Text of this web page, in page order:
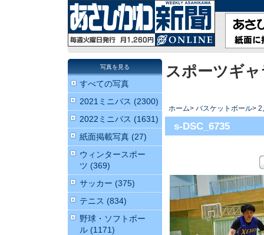
スポーツギ
ホーム> バスケットボール> 2
s-DSC_6735
写真を見る
すべての写真
2021ミニバス (2300)
2022ミニバス (1631)
紙面掲載写真 (27)
ウィンタースポー
ツ (369)
サッカー (375)
テニス (834)
野球・ソフトボー
ル (1171)